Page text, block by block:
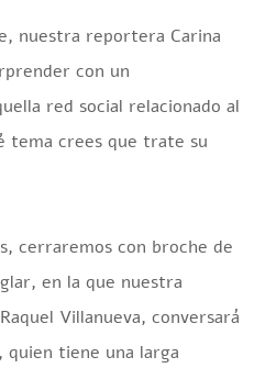
nuestra reportera Carina
con un
red social relacionado al
tema crees que trate su
cerraremos con broche de
en la que nuestra
Villanueva, conversará
tiene una larga